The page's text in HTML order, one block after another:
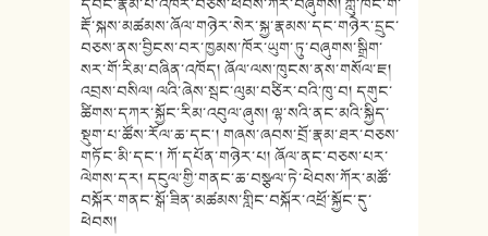
རྡོ་སྐས་མཚམས་ཞོལ་གཉེར་སེར་སྐྱ་རྣམས་དང་གཉེར་དྲུང་
བཅས་ནས་བྱིངས་བར་ཁྱམས་ཁོར་ཡུག་ཏུ་བཞུགས་སྒྲིག་
སར་གོ་རིམ་བཞིན་འཁོད། ཞོལ་ལས་ཁུངས་ནས་གསོལ་ཇ།
འབྲས་བསིལ། ལའི་ཞེས་སྦང་ལུམ་བཙིར་བའི་ཁུ་བ། དགུང་
ཚིགས་དཀར་སྐྱོང་རིམ་འབུལ་ཞུས། ལྷ་སའི་ནང་མའི་སྐྱིད་
སྡུག་པ་ཚོས་རོལ་ཆ་དང༌། གཞས་ཞབས་བྲོ་རྣམ་ཐར་བཅས་
གཏོང་མི་དང༌། ཀོ་དཔོན་གཉེར་པ། ཞོལ་ནང་བཅས་པར་
ལེགས་དར། དངུལ་གྱི་གནང་ཆ་བསྩལ་ཏེ་ཕེབས་ཀོར་མཚོ་
བསྐོར་གནང་སྒོ་ཟིན་མཚམས་གླིང་བསྐོར་འཕྲོ་སྐྱོང་དུ་
ཕེབས།